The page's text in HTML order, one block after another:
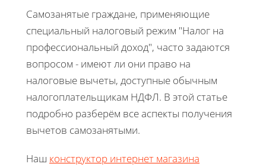
Самозанятые граждане, применяющие
специальный налоговый режим "Налог на
профессиональный доход", часто задаются
вопросом - имеют ли они право на
налоговые вычеты, доступные обычным
налогоплательщикам НДФЛ. В этой статье
подробно разберём все аспекты получения
вычетов самозанятыми.
Наш конструктор интернет магазина